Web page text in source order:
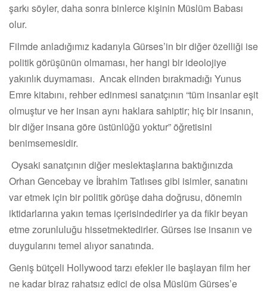
şarkı söyler, daha sonra binlerce kişinin Müslüm Babası
olur.
Filmde anladığımız kadarıyla Gürses’in bir diğer özelliği ise
politik görüşünün olmaması, her hangi bir ideolojiye
yakınlık duymaması. Ancak elinden bırakmadığı Yunus
Emre kitabını, rehber edinmesi sanatçının “tüm insanlar eşit
olmuştur ve her insan aynı haklara sahiptir; hiç bir insanın,
bir diğer insana göre üstünlüğü yoktur” öğretisini
benimsemesidir.
Oysaki sanatçının diğer meslektaşlarına baktığınızda
Orhan Gencebay ve İbrahim Tatlıses gibi isimler, sanatını
var etmek için bir politik görüşe daha doğrusu, dönemin
iktidarlarına yakın temas içerisindedirler ya da fikir beyan
etme zorunluluğu hissetmektedirler. Gürses ise insanın ve
duygularını temel alıyor sanatında.
Geniş bütçeli Hollywood tarzı efekler ile başlayan film her
ne kadar biraz rahatsız edici de olsa Müslüm Gürses’e